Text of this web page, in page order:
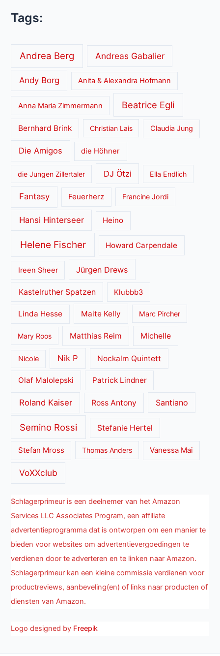
Tags:
Andrea Berg Andreas Gabalier
Andy Borg Anita & Alexandra Hofmann
Anna Maria Zimmermann Beatrice Egli
Bernhard Brink Christian Lais Claudia Jung
Die Amigos die Höhner
die Jungen Zillertaler DJ Ötzi Ella Endlich
Fantasy Feuerherz Francine Jordi
Hansi Hinterseer Heino
Helene Fischer Howard Carpendale
Ireen Sheer Jürgen Drews
Kastelruther Spatzen Klubbb3
Linda Hesse Maite Kelly Marc Pircher
Mary Roos Matthias Reim Michelle
Nicole Nik P Nockalm Quintett
Olaf Malolepski Patrick Lindner
Roland Kaiser Ross Antony Santiano
Semino Rossi Stefanie Hertel
Stefan Mross Thomas Anders Vanessa Mai
VoXXclub
Schlagerprimeur is een deelnemer van het Amazon
Services LLC Associates Program, een affiliate
advertentieprogramma dat is ontworpen om een manier te
bieden voor websites om advertentievergoedingen te
verdienen door te adverteren en te linken naar Amazon.
Schlagerprimeur kan een kleine commissie verdienen voor
productreviews, aanbeveling(en) of links naar producten of
diensten van Amazon.
Logo designed by Freepik